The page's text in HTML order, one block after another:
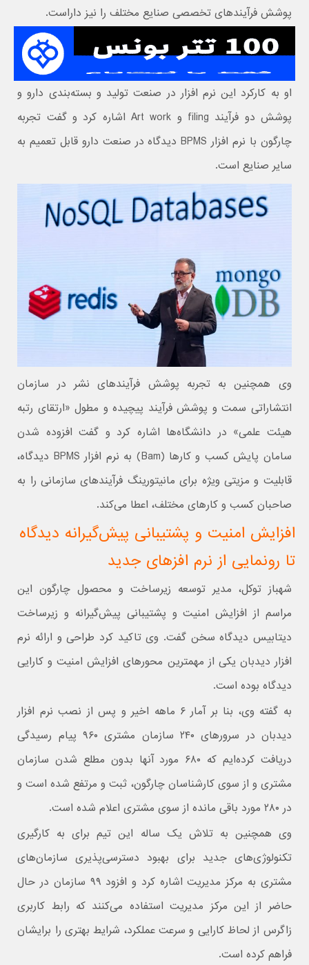
پوشش فرآیندهای تخصصی صنایع مختلف را نیز داراست.
او به کارکرد این نرم افزار در صنعت تولید و بسته‌بندی دارو و
پوشش دو فرآیند filing و Art work اشاره کرد و گفت تجربه
چارگون با نرم افزار BPMS دیدگاه در صنعت دارو قابل تعمیم به
سایر صنایع است.
وی همچنین به تجربه پوشش فرآیندهای نشر در سازمان
انتشاراتی سمت و پوشش فرآیند پیچیده و مطول «ارتقای رتبه
هیئت علمی» در دانشگاه‌ها اشاره کرد و گفت افزوده شدن
سامان پایش کسب و کارها (Bam) به نرم افزار BPMS دیدگاه،
قابلیت و مزیتی ویژه برای مانیتورینگ فرآیندهای سازمانی را به
صاحبان کسب و کارهای مختلف، اعطا می‌کند.
افزایش امنیت و پشتیبانی پیش‌گیرانه دیدگاه
تا رونمایی از نرم افزهای جدید
شهباز توکل، مدیر توسعه زیرساخت و محصول چارگون این
مراسم از افزایش امنیت و پشتیبانی پیش‌گیرانه و زیرساخت
دیتابیس دیدگاه سخن گفت. وی تاکید کرد طراحی و ارائه نرم
افزار دیدبان یکی از مهمترین محورهای افزایش امنیت و کارایی
دیدگاه بوده است.
به گفته وی، بنا بر آمار ۶ ماهه اخیر و پس از نصب نرم افزار
دیدبان در سرورهای ۲۴۰ سازمان مشتری ۹۶۰ پیام رسیدگی
دریافت کرده‌ایم که ۶۸۰ مورد آنها بدون مطلع شدن سازمان
مشتری و از سوی کارشناسان چارگون، ثبت و مرتفع شده است و
در ۲۸۰ مورد باقی مانده از سوی مشتری اعلام شده است.
وی همچنین به تلاش یک ساله این تیم برای به کارگیری
تکنولوژی‌های جدید برای بهبود دسترسی‌پذیری سازمان‌های
مشتری به مرکز مدیریت اشاره کرد و افزود ۹۹ سازمان در حال
حاضر از این مرکز مدیریت استفاده می‌کنند که رابط کاربری
زاگرس از لحاظ کارایی و سرعت عملکرد، شرایط بهتری را برایشان
فراهم کرده است.